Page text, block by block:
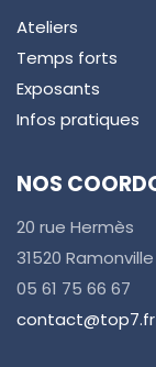
Ateliers
Temps forts
Exposants
Infos pratiques
NOS
20 rue Hermès
31520
05 61 75 66 67
contact@top7.fr